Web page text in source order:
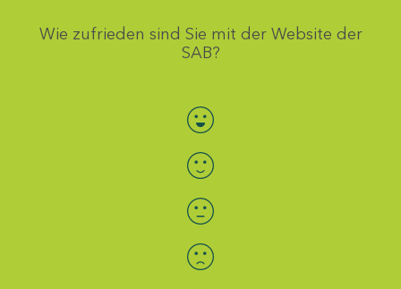
Wie zufrieden sind Sie mit der Website der
SAB?
Bewertung auswählen